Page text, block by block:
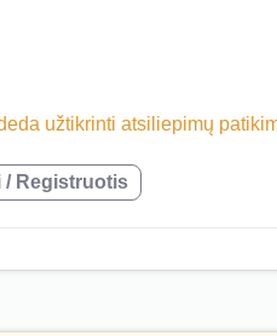
užtikrinti atsiliepimų
/ Registruotis